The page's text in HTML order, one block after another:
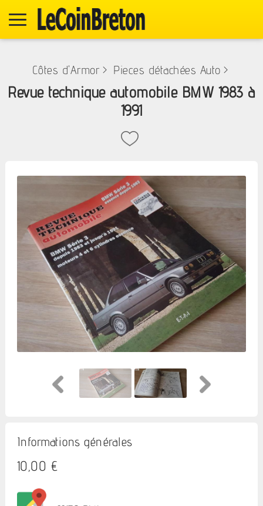
Côtes d'Armor > Pieces détachées Auto >
Revue technique automobile BMW 1983 à
1991
Informations générales
10,00 €